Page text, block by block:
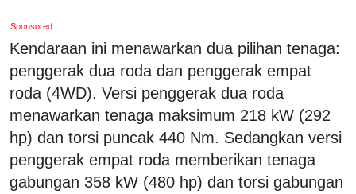
Sponsored
Kendaraan ini menawarkan dua pilihan tenaga:
penggerak dua roda dan penggerak empat
roda (4WD). Versi penggerak dua roda
menawarkan tenaga maksimum 218 kW (292
hp) dan torsi puncak 440 Nm. Sedangkan versi
penggerak empat roda memberikan tenaga
gabungan 358 kW (480 hp) dan torsi gabungan